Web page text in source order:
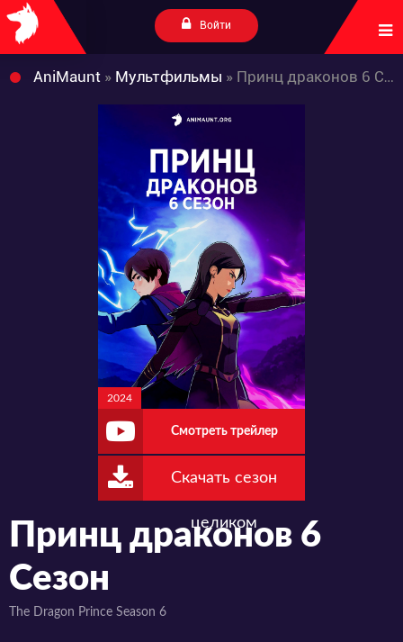
Войти
AniMaunt » Мультфильмы » Принц драконов 6 Сезон
2024
Смотреть трейлер
Скачать сезон
целиком
Принц драконов 6
Сезон
The Dragon Prince Season 6